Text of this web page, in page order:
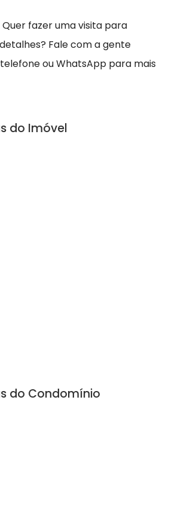
Quer fazer uma visita para
Fale com a gente
ou WhatsApp para mais
do Imóvel
do Condomínio